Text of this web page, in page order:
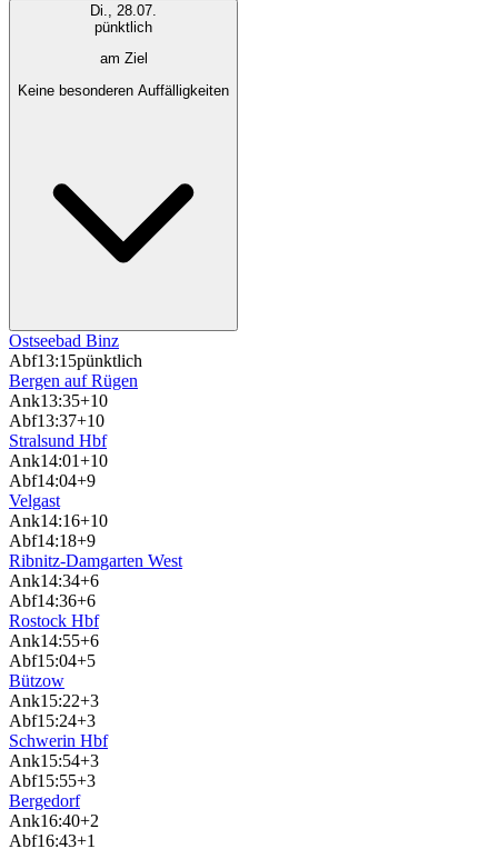
Di., 28.07.
pünktlich
am Ziel
Keine besonderen Auffälligkeiten
Ostseebad Binz
Abf13:15pünktlich
Bergen auf Rügen
Ank13:35+10
Abf13:37+10
Stralsund Hbf
Ank14:01+10
Abf14:04+9
Velgast
Ank14:16+10
Abf14:18+9
Ribnitz-Damgarten West
Ank14:34+6
Abf14:36+6
Rostock Hbf
Ank14:55+6
Abf15:04+5
Bützow
Ank15:22+3
Abf15:24+3
Schwerin Hbf
Ank15:54+3
Abf15:55+3
Bergedorf
Ank16:40+2
Abf16:43+1